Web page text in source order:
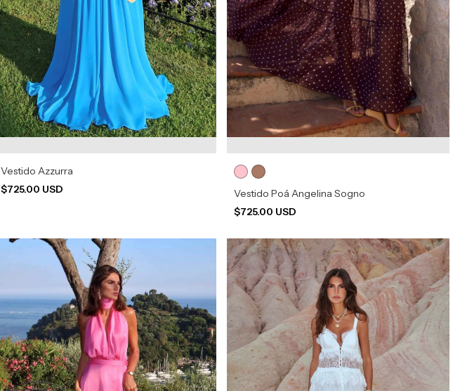
Vestido Azzurra
$725.00 USD
Vestido Poá Angelina Sogno
$725.00 USD